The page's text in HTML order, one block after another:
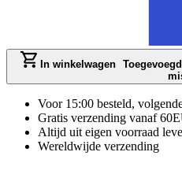
In winkelwagen
Voor 15:00 besteld,
Gratis verzending vanaf
Altijd uit eigen voorraad
Wereldwijde verzending